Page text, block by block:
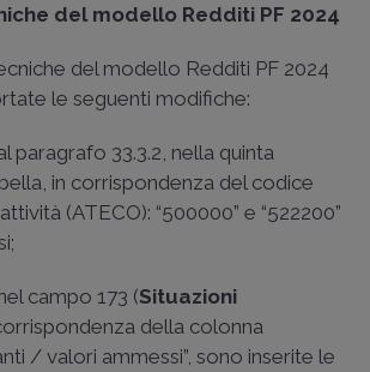
del modello Redditi PF 2024
del modello Redditi PF 2024
le seguenti modifiche:
paragrafo 33.3.2, nella quinta
in corrispondenza del codice
(ATECO): “500000” e “522200”
campo 173 (Situazioni
della colonna
/ valori ammessi”, sono inserite le